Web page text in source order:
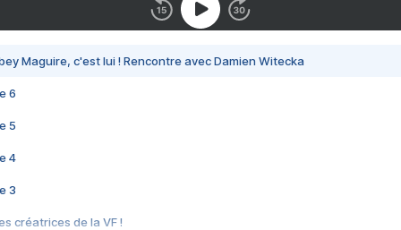
Maguire, c'est lui ! Rencontre avec Damien Witecka
6
5
4
3
créatrices de la VF !